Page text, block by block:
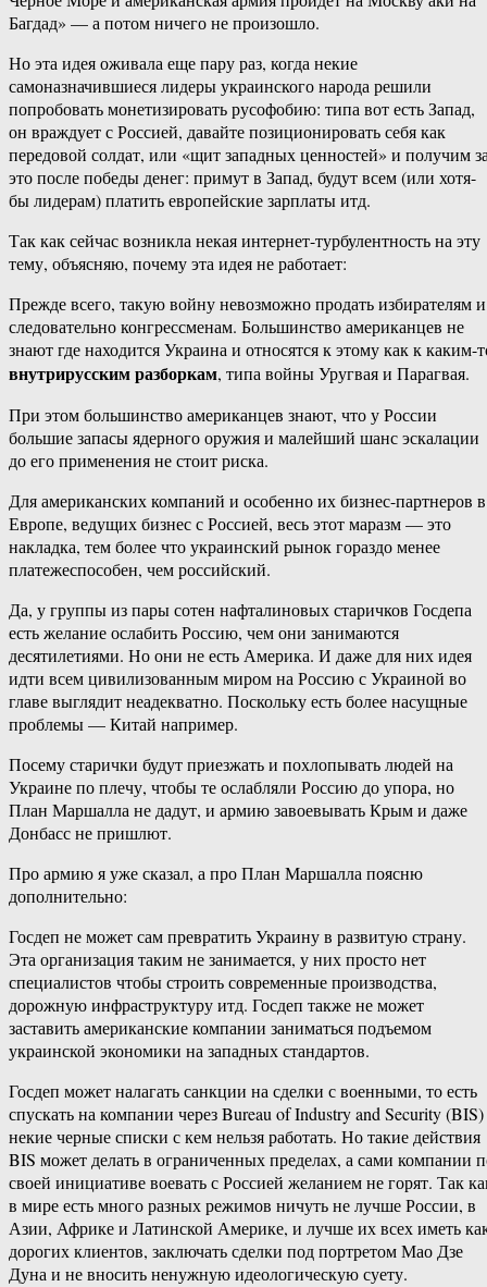
Багдад» — а потом ничего не произошло.
Но эта идея оживала еще пару раз, когда некие
самоназначившиеся лидеры украинского народа решили
попробовать монетизировать русофобию: типа вот есть Запад,
он враждует с Россией, давайте позиционировать себя как
передовой солдат, или «щит западных ценностей» и получим
это после победы денег: примут в Запад, будут всем (или хотя-
бы лидерам) платить европейские зарплаты итд.
Так как сейчас возникла некая интернет-турбулентность на эту
тему, объясняю, почему эта идея не работает:
Прежде всего, такую войну невозможно продать избирателям и
следовательно конгрессменам. Большинство американцев не
знают где находится Украина и относятся к этому как к каким-
внутрирусским разборкам, типа войны Уругвая и Парагвая.
При этом большинство американцев знают, что у России
большие запасы ядерного оружия и малейший шанс эскалации
до его применения не стоит риска.
Для американских компаний и особенно их бизнес-партнеров в
Европе, ведущих бизнес с Россией, весь этот маразм — это
накладка, тем более что украинский рынок гораздо менее
платежеспособен, чем российский.
Да, у группы из пары сотен нафталиновых старичков Госдепа
есть желание ослабить Россию, чем они занимаются
десятилетиями. Но они не есть Америка. И даже для них идея
идти всем цивилизованным миром на Россию с Украиной во
главе выглядит неадекватно. Поскольку есть более насущные
проблемы — Китай например.
Посему старички будут приезжать и похлопывать людей на
Украине по плечу, чтобы те ослабляли Россию до упора, но
План Маршалла не дадут, и армию завоевывать Крым и даже
Донбасс не пришлют.
Про армию я уже сказал, а про План Маршалла поясню
дополнительно:
Госдеп не может сам превратить Украину в развитую страну.
Эта организация таким не занимается, у них просто нет
специалистов чтобы строить современные производства,
дорожную инфраструктуру итд. Госдеп также не может
заставить американские компании заниматься подъемом
украинской экономики на западных стандартов.
Госдеп может налагать санкции на сделки с военными, то есть
спускать на компании через Bureau of Industry and Security (BIS)
некие черные списки с кем нельзя работать. Но такие действия
BIS может делать в ограниченных пределах, а сами компании
своей инициативе воевать с Россией желанием не горят. Так
в мире есть много разных режимов ничуть не лучше России, в
Азии, Африке и Латинской Америке, и лучше их всех иметь
дорогих клиентов, заключать сделки под портретом Мао Дзе
Дуна и не вносить ненужную идеологическую суету.